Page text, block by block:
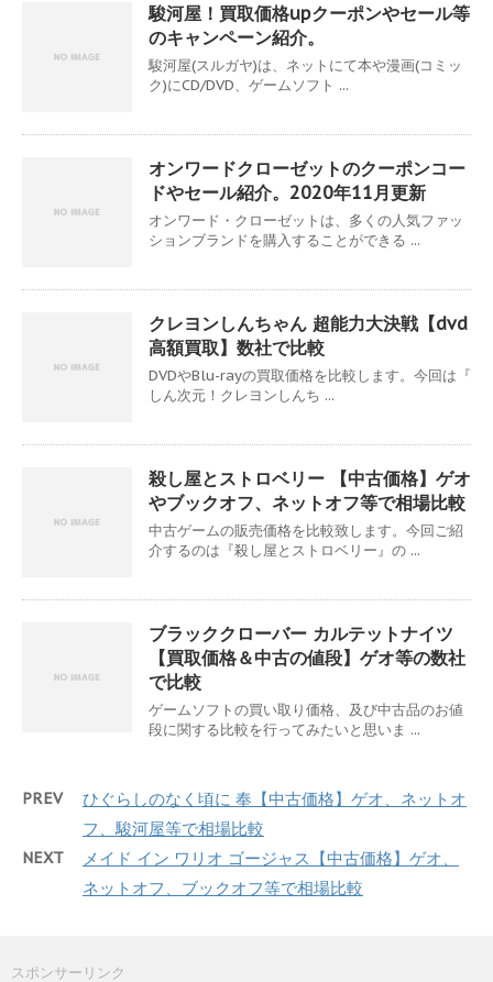
駿河屋！買取価格upクーポンやセール等
のキャンペーン紹介。
駿河屋(スルガヤ)は、ネットにて本や漫画(コミッ
ク)にCD/DVD、ゲームソフト ...
オンワードクローゼットのクーポンコー
ドやセール紹介。2020年11月更新
オンワード・クローゼットは、多くの人気ファッ
ションブランドを購入することができる ...
クレヨンしんちゃん 超能力大決戦【dvd
高額買取】数社で比較
DVDやBlu-rayの買取価格を比較します。今回は『
しん次元！クレヨンしんち ...
殺し屋とストロベリー 【中古価格】ゲオ
やブックオフ、ネットオフ等で相場比較
中古ゲームの販売価格を比較致します。今回ご紹
介するのは『殺し屋とストロベリー』の ...
ブラッククローバー カルテットナイツ
【買取価格＆中古の値段】ゲオ等の数社
で比較
ゲームソフトの買い取り価格、及び中古品のお値
段に関する比較を行ってみたいと思いま ...
PREV
ひぐらしのなく頃に 奉【中古価格】ゲオ、ネットオ
フ、駿河屋等で相場比較
NEXT
メイド イン ワリオ ゴージャス【中古価格】ゲオ、
ネットオフ、ブックオフ等で相場比較
スポンサーリンク